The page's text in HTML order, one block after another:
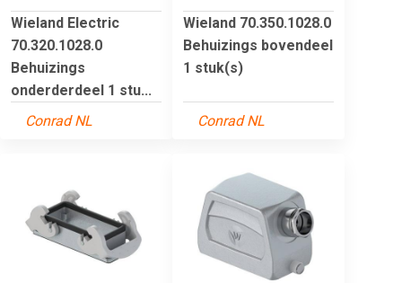
Wieland Electric
70.320.1028.0
Behuizings
onderderdeel 1 stu...
Conrad NL
Wieland 70.350.1028.0
Behuizings bovendeel
1 stuk(s)
Conrad NL